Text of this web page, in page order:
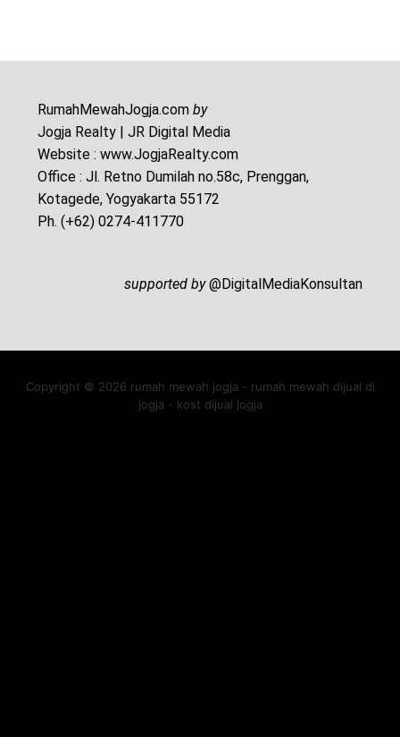
RumahMewahJogja.com by
Jogja Realty | JR Digital Media
Website : www.JogjaRealty.com
Office : Jl. Retno Dumilah no.58c, Prenggan,
Kotagede, Yogyakarta 55172
Ph. (+62) 0274-411770
supported by@DigitalMediaKonsultan
Copyright © 2026 rumah mewah jogja - rumah mewah dijual di
jogja - kost dijual jogja